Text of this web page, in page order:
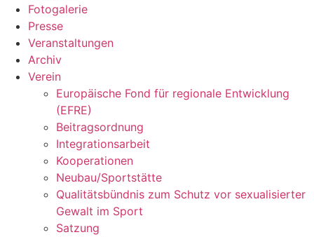
Fotogalerie
Presse
Veranstaltungen
Archiv
Verein
Europäische Fond für regionale Entwicklung
(EFRE)
Beitragsordnung
Integrationsarbeit
Kooperationen
Neubau/Sportstätte
Qualitätsbündnis zum Schutz vor sexualisierter
Gewalt im Sport
Satzung